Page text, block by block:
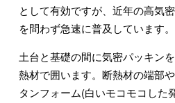
として有効ですが、近年の高気
を問わず急速に普及しています。
土台と基礎の間に気密パッキン
熱材で囲います。断熱材の端部
タンフォーム(白いモコモコした